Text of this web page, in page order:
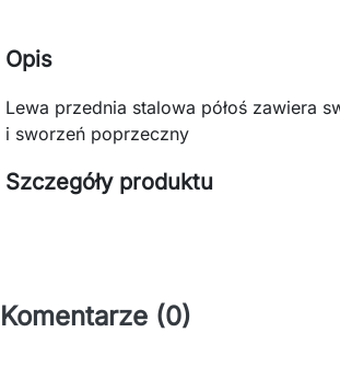
Opis
Lewa przednia stalowa półoś zawiera
i sworzeń poprzeczny
Szczegóły produktu
Komentarze (0)